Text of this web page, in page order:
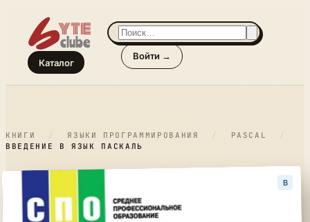
Каталог
Войти →
КНИГИ / ЯЗЫКИ ПРОГРАММИРОВАНИЯ / PASCAL
/
ВВЕДЕНИЕ В ЯЗЫК ПАСКАЛЬ
B